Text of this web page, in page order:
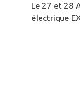
Le 27 et 28
électrique